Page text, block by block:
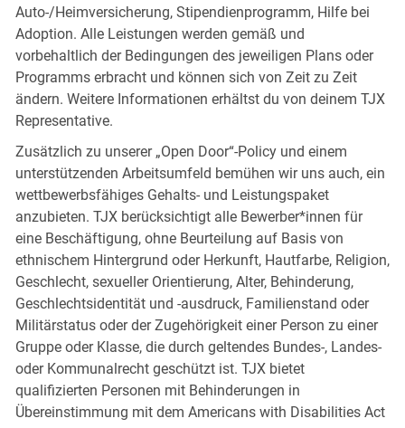
Auto-/Heimversicherung, Stipendienprogramm, Hilfe bei
Adoption. Alle Leistungen werden gemäß und
vorbehaltlich der Bedingungen des jeweiligen Plans oder
Programms erbracht und können sich von Zeit zu Zeit
ändern. Weitere Informationen erhältst du von deinem TJX
Representative.
Zusätzlich zu unserer „Open Door“-Policy und einem
unterstützenden Arbeitsumfeld bemühen wir uns auch, ein
wettbewerbsfähiges Gehalts- und Leistungspaket
anzubieten. TJX berücksichtigt alle Bewerber*innen für
eine Beschäftigung, ohne Beurteilung auf Basis von
ethnischem Hintergrund oder Herkunft, Hautfarbe, Religion,
Geschlecht, sexueller Orientierung, Alter, Behinderung,
Geschlechtsidentität und -ausdruck, Familienstand oder
Militärstatus oder der Zugehörigkeit einer Person zu einer
Gruppe oder Klasse, die durch geltendes Bundes-, Landes-
oder Kommunalrecht geschützt ist. TJX bietet
qualifizierten Personen mit Behinderungen in
Übereinstimmung mit dem Americans with Disabilities Act